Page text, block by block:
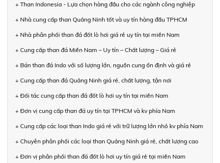
+ Than Indonesia - Lựa chọn hàng đầu cho các ngành công nghiệp
+ Nhà cung cấp than Quảng Ninh tốt và uy tín hàng đầu TPHCM
+ Nhà phân phối than đá đốt lò hơi giá rẻ uy tín tại miền Nam
+ Cung cấp than đá Miền Nam – Uy tín – Chất lượng – Giá rẻ
+ Bán than đá Indo với số lượng lớn, nguồn cung ổn định và giá rẻ
+ Cung cấp than đá Quảng Ninh giá rẻ, chất lượng, tận nơi
+ Đối tác cung cấp than đá đốt lò hơi uy tín tại miền Nam
+ Đơn vị cung cấp than đá uy tín tại TPHCM và kv phía Nam
+ Cung cấp các loại than Indo giá rẻ với trữ lượng lớn nhỏ kv phía Nam
+ Chuyên phân phối các loại than Quảng Ninh giá rẻ, chất lượng cao
+ Đơn vị phân phối than đá đốt lò hơi uy tín giá rẻ tại miền Nam